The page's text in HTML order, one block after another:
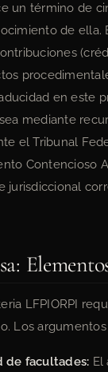
un término de
de ella.
en este
mediante
el Tribunal
Contencioso
jurisdiccional
LFPIORPI
Los
de facultades: El